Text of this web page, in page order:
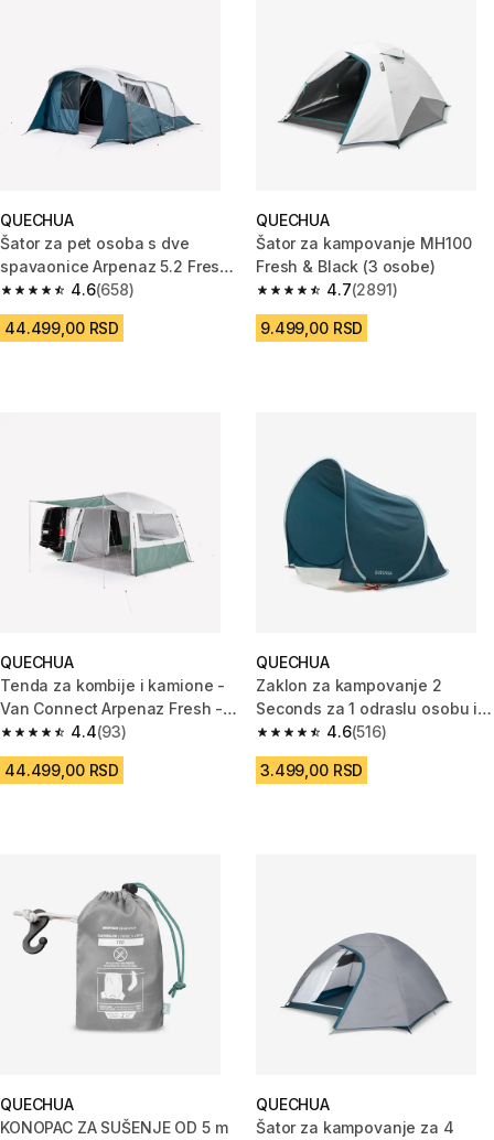
QUECHUA
Šator za pet osoba s dve
spavaonice Arpenaz 5.2 Fresh
& Black
4.6
4.6 od 5 zvezdica from 658 Recenzije
(658)
44.499,00 RSD
QUECHUA
Šator za kampovanje MH100
Fresh & Black (3 osobe)
4.7
4.7 od 5 zvezdica from 2891
(2891)
9.499,00 RSD
QUECHUA
Tenda za kombije i kamione -
Van Connect Arpenaz Fresh - 6
osoba
4.4
4.4 od 5 zvezdica from 93 Recenzije
(93)
44.499,00 RSD
QUECHUA
Zaklon za kampovanje 2
Seconds za 1 odraslu osobu ili
2 dece
4.6
4.6 od 5 zvezdica from 516
(516)
3.499,00 RSD
QUECHUA
KONOPAC ZA SUŠENJE OD 5 m
QUECHUA
Šator za kampovanje za 4